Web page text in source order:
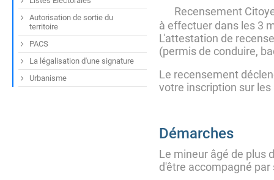
Recensement
à effectuer dans les 3
L'attestation de
(permis de conduire,
Le recensement
votre inscription sur
Démarches
Le mineur âgé de plus
d'être accompagné
Autorisation de sortie du
territoire
PACS
La légalisation d'une signature
Urbanisme